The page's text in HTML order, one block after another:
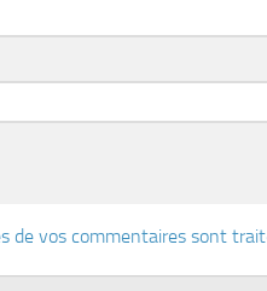
de vos commentaires sont